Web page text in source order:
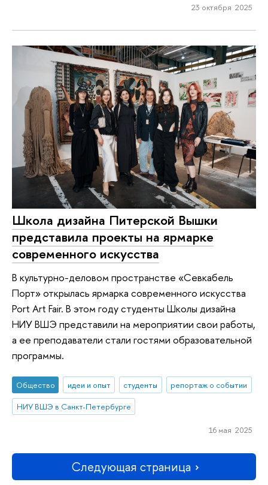
23 октября 2025
Школа дизайна Питерской Вышки
представила проекты на ярмарке
современного искусства
В культурно-деловом пространстве «Севкабель
Порт» открылась ярмарка современного искусства
Port Art Fair. В этом году студенты Школы дизайна
НИУ ВШЭ представили на мероприятии свои работы,
а ее преподаватели стали гостями образовательной
программы.
Общество идеи и опыт студенты
репортаж о событии
НИУ ВШЭ в Санкт-Петербурге
16 мая 2025
Следующая страница